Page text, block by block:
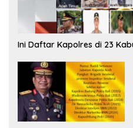
Ini Daftar Kapolres di 23